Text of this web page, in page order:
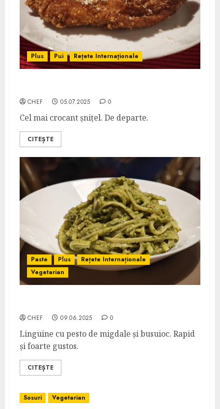
Plus Pui Rețete Internaționale
CHEF 05.07.2025 0
Cel mai crocant șnițel. De departe.
CITEȘTE
Paste Plus
Rețete Internaționale
Vegetarian
CHEF 09.06.2025 0
Linguine cu pesto de migdale și busuioc. Rapid
și foarte gustos.
CITEȘTE
Sosuri Vegetarian